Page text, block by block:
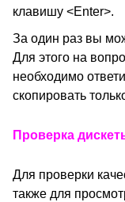
клавишу <Enter>.
За один раз вы
Для этого на
необходимо
скопировать
Проверка
Для проверки
также для